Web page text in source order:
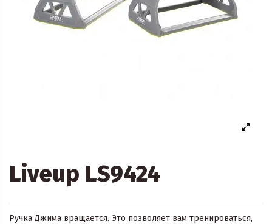
Liveup LS9424
Ручка Джима вращается. Это позволяет вам тренироваться,